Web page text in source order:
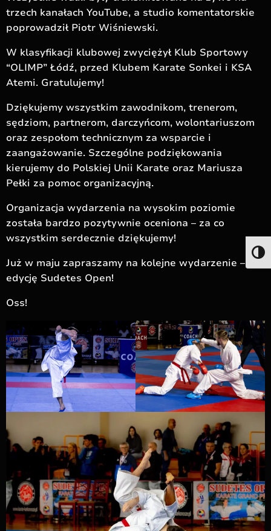
trzech kanałach YouTube, a studio komentatorskie
poprowadził Piotr Wiśniewski.
W klasyfikacji klubowej zwyciężył Klub Sportowy
“OLIMP” Łódź, przed Klubem Karate Sonkei i KSA
Atemi. Gratulujemy!
Dziękujemy wszystkim zawodnikom, trenerom,
sędziom, partnerom, darczyńcom, wolontariuszom
oraz zespołom technicznym za wsparcie i
zaangażowanie. Szczególne podziękowania
kierujemy do Polskiej Unii Karate oraz Mariusza
Pełki za pomoc organizacyjną.
Organizacja wydarzenia na wysokim poziomie
została bardzo pozytywnie oceniona – za co
wszystkim serdecznie dziękujemy!
Już w maju zapraszamy na kolejne wydarzenie – III
edycję Sudetes Open!
Oss!